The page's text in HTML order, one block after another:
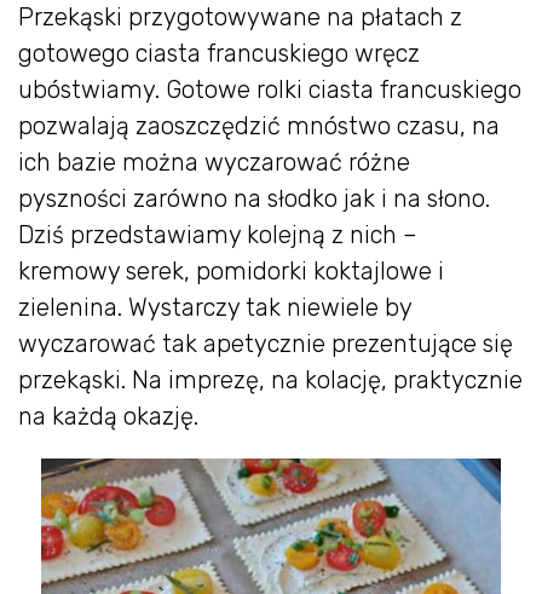
Przekąski przygotowywane na płatach z
gotowego ciasta francuskiego wręcz
ubóstwiamy. Gotowe rolki ciasta francuskiego
pozwalają zaoszczędzić mnóstwo czasu, na
ich bazie można wyczarować różne
pyszności zarówno na słodko jak i na słono.
Dziś przedstawiamy kolejną z nich –
kremowy serek, pomidorki koktajlowe i
zielenina. Wystarczy tak niewiele by
wyczarować tak apetycznie prezentujące się
przekąski. Na imprezę, na kolację, praktycznie
na każdą okazję.